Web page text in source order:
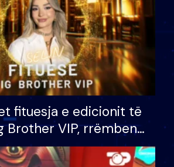
fituesja e edicionit të
Brother VIP, rrëmben
prej 100 mijë eurosh